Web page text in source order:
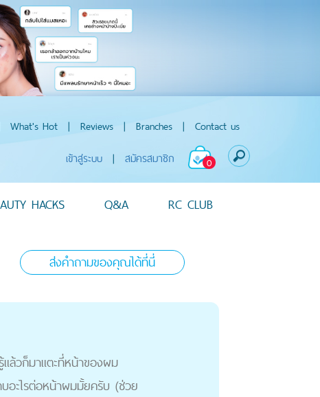
What's Hot | Reviews | Branches | Contact us
0
เข้าสู่ระบบ | สมัครสมาชิก
HACKS Q&A RC CLUB
ส่งคำถามของคุณได้ที่นี่
ล้วก็มาแตะที่หน้าของผม
อะไรต่อหน้าผมมั้ยครับ (ช่วย